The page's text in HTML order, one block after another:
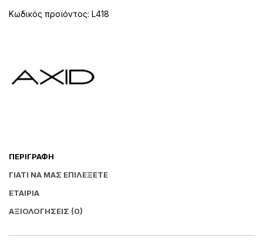
a
Κωδικός προϊόντος: L418
ΠΕΡΙΓΡΑΦΉ
ΓΙΑΤΊ ΝΑ ΜΑΣ ΕΠΙΛΈΞΕΤΕ
ΕΤΑΙΡΊΑ
ΑΞΙΟΛΟΓΉΣΕΙΣ (0)